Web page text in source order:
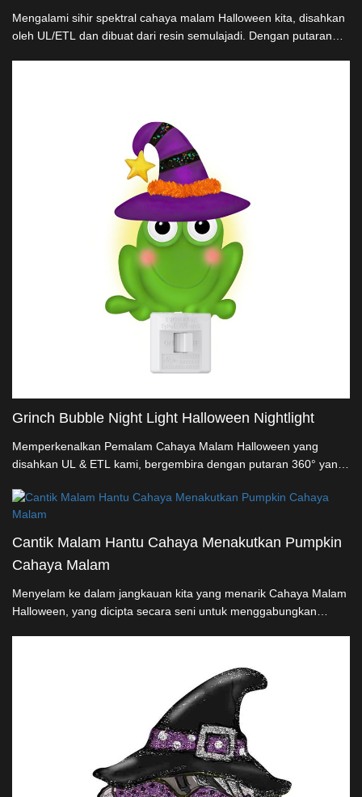
Mengalami sihir spektral cahaya malam Halloween kita, disahkan
oleh UL/ETL dan dibuat dari resin semulajadi. Dengan putaran
Grinch Bubble Night Light Halloween Nightlight
Memperkenalkan Pemalam Cahaya Malam Halloween yang
disahkan UL & ETL kami, bergembira dengan putaran 360° yang
desain ahli sihir yang menarik janji untuk meningkatkan ambiansi
Halloween anda. Sempurna untuk penghiasan dan cahaya
malam, bahagian ini menawarkan kepada penjual besar
campuran unik charm dan fungsi pesta
Cantik Malam Hantu Cahaya Menakutkan Pumpkin
Cahaya Malam
Menyelam ke dalam jangkauan kita yang menarik Cahaya Malam
Halloween, yang dicipta secara seni untuk menggabungkan
yang tidak sepadan. Dibuatkan dengan tangan dari resin
semulajadi premium, setiap rancangan menambah kedua-dua
menakjubkan dan pencerahan praktik. Ideal untuk pengimport
dan penjual besar, koleksi kami berjanji meningkatkan vibasi
Halloween dengan kepercayaan seni